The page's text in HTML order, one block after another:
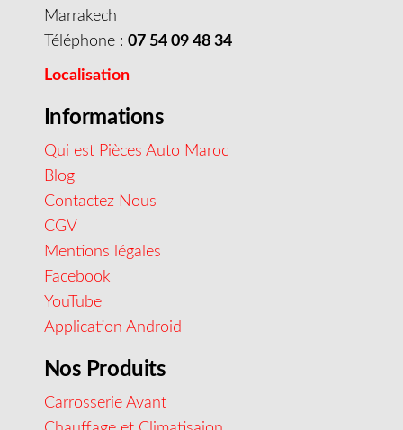
Marrakech
Téléphone : 07 54 09 48 34
Localisation
Informations
Qui est Pièces Auto Maroc
Blog
Contactez Nous
CGV
Mentions légales
Facebook
YouTube
Application Android
Nos Produits
Carrosserie Avant